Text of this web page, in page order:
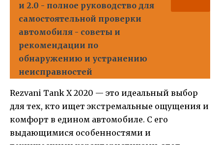
и 2.0 - полное руководство для
самостоятельной проверки
автомобиля - советы и
рекомендации по
обнаружению и устранению
неисправностей
Rezvani Tank X 2020 — это идеальный выбор
для тех, кто ищет экстремальные ощущения и
комфорт в едином автомобиле. С его
выдающимися особенностями и